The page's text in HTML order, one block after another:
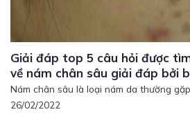
Giải đáp top 5 câu hỏi được
về nám chân sâu giải đáp bởi
Nám chân sâu là loại nám da thường gặp
26/02/2022